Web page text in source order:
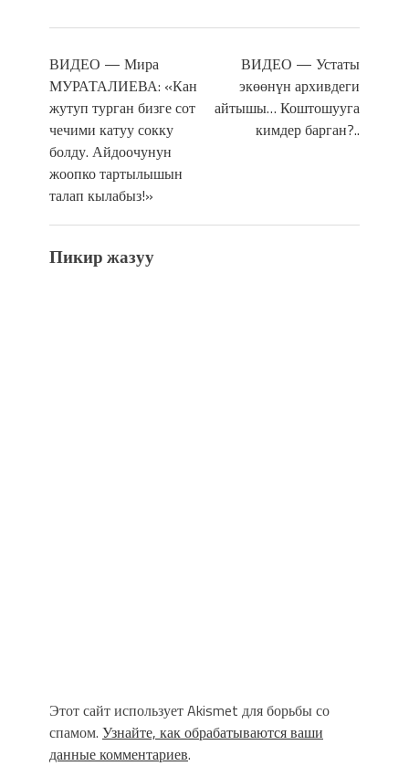
ВИДЕО — Мира
МУРАТАЛИЕВА: «Кан
жутуп турган бизге сот
чечими катуу сокку
болду. Айдоочунун
жоопко тартылышын
талап кылабыз!»
ВИДЕО — Устаты
экөөнүн архивдеги
айтышы… Коштошууга
кимдер барган?..
Пикир жазуу
Этот сайт использует Akismet для борьбы со
спамом. Узнайте, как обрабатываются ваши
данные комментариев.